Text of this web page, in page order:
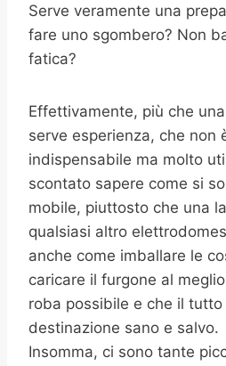
Serve veramente una
fare uno sgombero? Non
fatica?
Effettivamente, più che
serve esperienza, che non
indispensabile ma molto
scontato sapere come si
mobile, piuttosto che una
qualsiasi altro
anche come imballare le
caricare il furgone al
roba possibile e che il tutto
destinazione sano e salvo.
Insomma, ci sono tante